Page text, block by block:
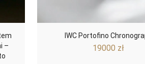
–
IWC Portofino
19000 zł